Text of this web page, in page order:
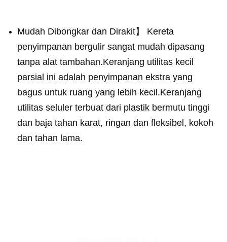
Mudah Dibongkar dan Dirakit】 Kereta
penyimpanan bergulir sangat mudah dipasang
tanpa alat tambahan.Keranjang utilitas kecil
parsial ini adalah penyimpanan ekstra yang
bagus untuk ruang yang lebih kecil.Keranjang
utilitas seluler terbuat dari plastik bermutu tinggi
dan baja tahan karat, ringan dan fleksibel, kokoh
dan tahan lama.